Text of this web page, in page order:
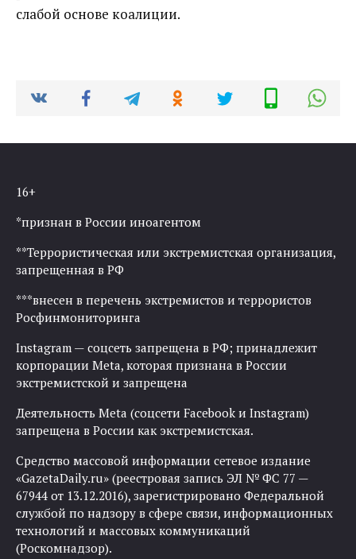
слабой основе коалиции.
16+
*признан в России иноагентом
**Террористическая или экстремистская организация,
запрещенная в РФ
***внесен в перечень экстремистов и террористов
Росфинмониторинга
Instagram — соцсеть запрещена в РФ; принадлежит
корпорации Meta, которая признана в России
экстремистской и запрещена
Деятельность Meta (соцсети Facebook и Instagram)
запрещена в России как экстремистская.
Средство массовой информации сетевое издание
«GazetaDaily.ru» (реестровая запись ЭЛ № ФС 77 —
67944 от 13.12.2016), зарегистрировано Федеральной
службой по надзору в сфере связи, информационных
технологий и массовых коммуникаций
(Роскомнадзор).